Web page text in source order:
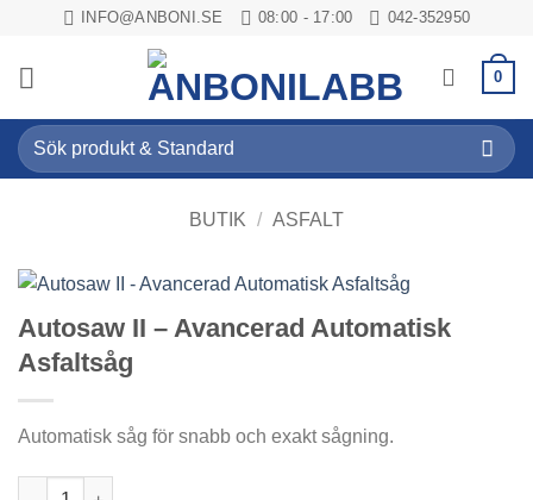
content
INFO@ANBONI.SE 08:00 - 17:00 042-352950
0
Sök
efter:
BUTIK / ASFALT
Autosaw II – Avancerad Automatisk
Asfaltsåg
Automatisk såg för snabb och exakt sågning.
Autosaw II - Avancerad Automatisk Asfaltsåg mängd